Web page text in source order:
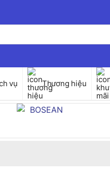
vụ Thương hiệu